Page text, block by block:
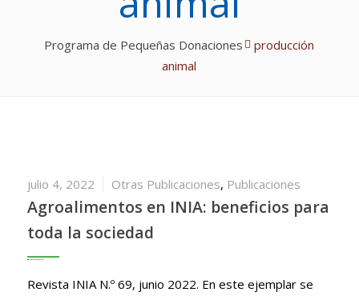
Programa de Pequeñas Donaciones
producción
animal
julio 4, 2022 Otras Publicaciones, Publicaciones
Agroalimentos en INIA: beneficios para
toda la sociedad
Revista INIA N.º 69, junio 2022. En este ejemplar se